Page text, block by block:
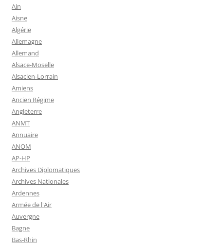
Ain
Aisne
Algérie
Allemagne
Allemand
Alsace-Moselle
Alsacien-Lorrain
Amiens
Ancien Régime
Angleterre
ANMT
Annuaire
ANOM
AP-HP
Archives Diplomatiques
Archives Nationales
Ardennes
Armée de l'Air
Auvergne
Bagne
Bas-Rhin